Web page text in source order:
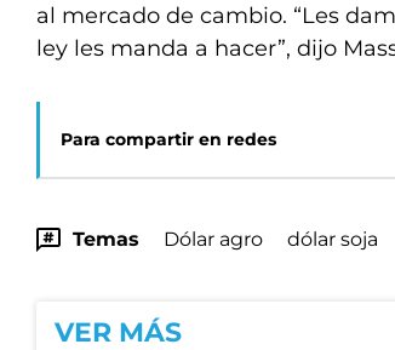
al mercado de cambio. “Les
ley les manda a hacer”, dijo
Para compartir en redes
Temas Dólar agro dólar soja
VER MÁS